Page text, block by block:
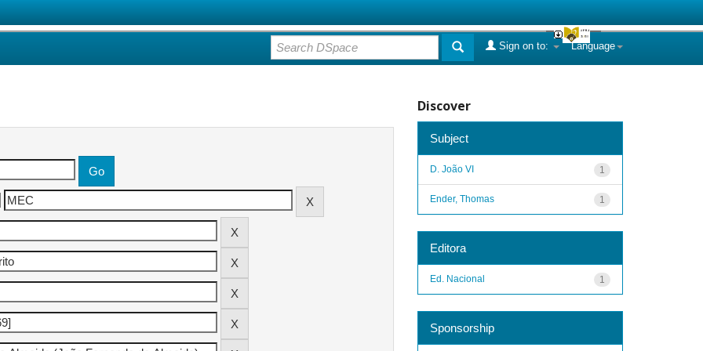
Language
Sign on to:
Discover
Subject
1
D. João VI
1
Ender, Thomas
Editora
1
Ed. Nacional
Sponsorship